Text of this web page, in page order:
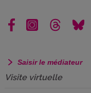
Saisir le médiateur
Visite virtuelle